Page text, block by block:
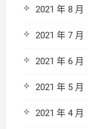
2021 年 8 月
2021 年 7 月
2021 年 6 月
2021 年 5 月
2021 年 4 月